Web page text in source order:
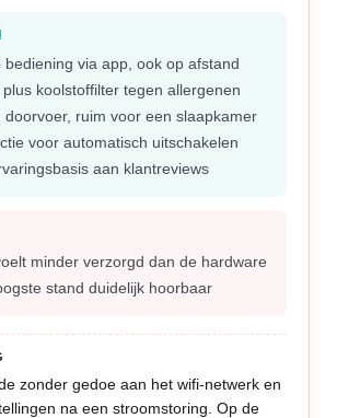
bediening via app, ook op afstand
plus koolstoffilter tegen allergenen
doorvoer, ruim voor een slaapkamer
voor automatisch uitschakelen
aan klantreviews
minder verzorgd dan de hardware
stand duidelijk hoorbaar
zonder gedoe aan het wifi-netwerk en
na een stroomstoring. Op de